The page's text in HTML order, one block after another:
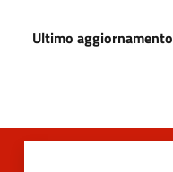
Ultimo aggiornamento